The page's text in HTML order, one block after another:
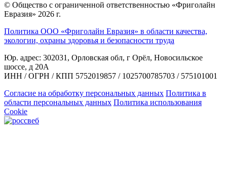
© Общество с ограниченной ответственностью «Фриголайн
Евразия» 2026 г.
Политика ООО «Фриголайн Евразия» в области качества,
экологии, охраны здоровья и безопасности труда
Юр. адрес: 302031, Орловская обл, г Орёл, Новосильское
шоссе, д 20А
ИНН / ОГРН / КПП 5752019857 / 1025700785703 / 575101001
Согласие на обработку персональных данных Политика в
области персональных данных Политика использования
Cookie